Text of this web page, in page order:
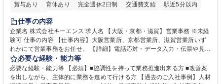
賞与あり 育休あり 完全週休2日制 交通費支給
駅近5分以内
土日祝休み
仕事の内容
企業名 株式会社キーエンス 求人名 【大阪・京都・滋賀】営業事務 ※未経
験可 仕事の内容 【仕事内容】大阪営業所、京都営業所、滋賀営業所いず
れかにて営業事務をお任せ。 【詳細】電話応対・データ入力・伝票や見積
の作成・カタログ送付・来客対応・営業所内で発生する事務業務や業務改
善をお任せ。 【教育制度】ご入社後、育成担当とペアになりながらOJTに
て業務を覚えていただくことが可能です。業務システムがきちんと構築さ
必要な経験・能力等
必要な経験・能力等 【必須】■協調性を持って業務推進出来る方 ■改善案
を出しながら、主体的に業務を進めて行ける方 【過去のご入社事例】人材